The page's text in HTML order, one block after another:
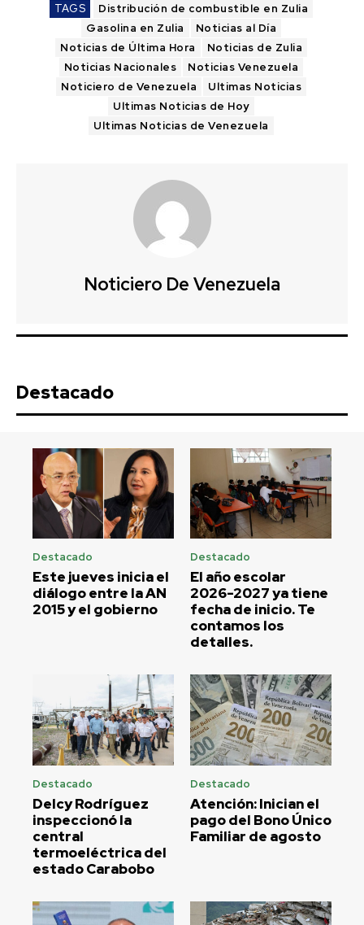
TAGS
Distribución de combustible en Zulia
Gasolina en Zulia
Noticias al Día
Noticias de Última Hora
Noticias de Zulia
Noticias Nacionales
Noticias Venezuela
Noticiero de Venezuela
Ultimas Noticias
Ultimas Noticias de Hoy
Ultimas Noticias de Venezuela
Noticiero De Venezuela
Destacado
Destacado
Este jueves inicia el
diálogo entre la AN
2015 y el gobierno
Destacado
El año escolar
2026-2027 ya tiene
fecha de inicio. Te
contamos los
detalles.
Destacado
Delcy Rodríguez
inspeccionó la
central
termoeléctrica del
estado Carabobo
Destacado
Atención: Inician el
pago del Bono Único
Familiar de agosto